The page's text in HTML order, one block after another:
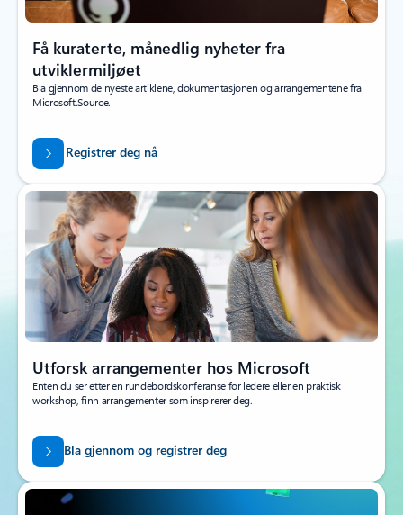
Få kuraterte, månedlig nyheter fra
utviklermiljøet
Bla gjennom de nyeste artiklene, dokumentasjonen og arrangementene fra
Microsoft.Source.
Registrer deg nå
Utforsk arrangementer hos Microsoft
Enten du ser etter en rundebordskonferanse for ledere eller en praktisk
workshop, finn arrangementer som inspirerer deg.
Bla gjennom og registrer deg